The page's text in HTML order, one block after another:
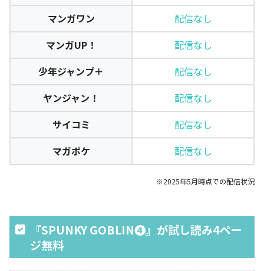
マンガワン
配信なし
マンガUP！
配信なし
少年ジャンプ＋
配信なし
ヤンジャン！
配信なし
サイコミ
配信なし
マガポケ
配信なし
※2025年5月時点での配信状況
『SPUNKY GOBLIN❹』が試し読み4ペー
ジ無料